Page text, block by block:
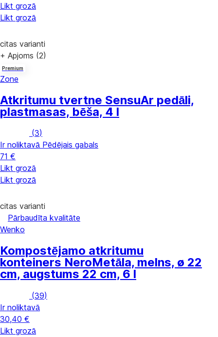
Likt grozā
Likt grozā
citas varianti
+ Apjoms (2)
Premium
Zone
Atkritumu tvertne SensuAr pedāli,
plastmasas, bēša, 4 l
(3)
Ir noliktavā Pēdējais gabals
71 €
Likt grozā
Likt grozā
citas varianti
Pārbaudīta kvalitāte
Wenko
Kompostējamo atkritumu
konteiners NeroMetāla, melns, ø 22
cm, augstums 22 cm, 6 l
(39)
Ir noliktavā
30,40 €
Likt grozā